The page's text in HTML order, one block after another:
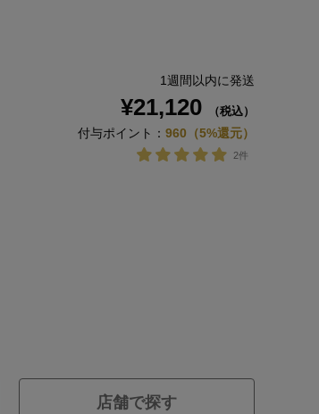
1週間以内に発送
¥21,120 （税込）
付与ポイント： 960（5%還元）
2件
店舗で探す